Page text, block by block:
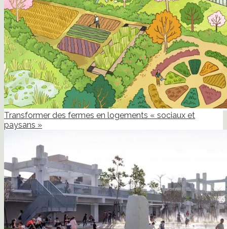
Transformer des fermes en logements « sociaux et
paysans »